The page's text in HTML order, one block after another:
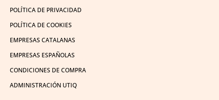
POLÍTICA DE PRIVACIDAD
POLÍTICA DE COOKIES
EMPRESAS CATALANAS
EMPRESAS ESPAÑOLAS
CONDICIONES DE COMPRA
ADMINISTRACIÓN UTIQ